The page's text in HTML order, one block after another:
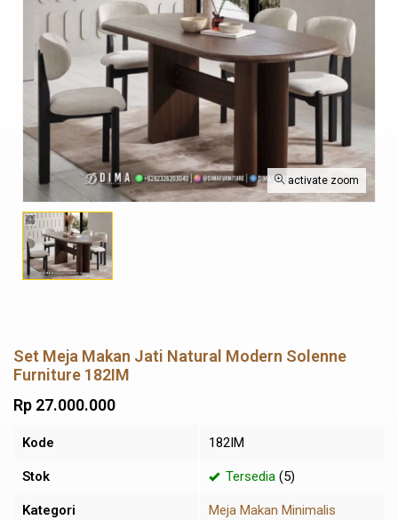
activate zoom
Set Meja Makan Jati Natural Modern Solenne
Furniture 182IM
Rp 27.000.000
Kode 182IM
Stok Tersedia (5)
Kategori Meja Makan Minimalis